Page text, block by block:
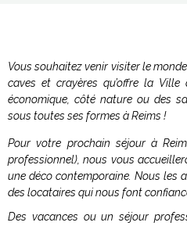
Vous souhaitez venir visiter le
caves et crayères qu’offre la Ville
économique, côté nature ou des
sous toutes ses formes à Reims !
Pour votre prochain séjour à
professionnel), nous vous
une déco contemporaine. Nous les
des locataires qui nous font
Des vacances ou un séjour